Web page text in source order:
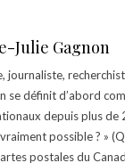
Julie Gagnon
journaliste,
se définit d’abord
depuis plus de
possible ? »
postales du